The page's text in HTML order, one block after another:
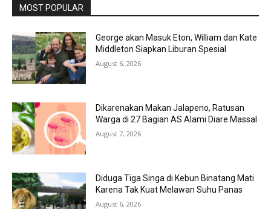
MOST POPULAR
George akan Masuk Eton, William dan Kate
Middleton Siapkan Liburan Spesial
August 6, 2026
Dikarenakan Makan Jalapeno, Ratusan
Warga di 27 Bagian AS Alami Diare Massal
August 7, 2026
Diduga Tiga Singa di Kebun Binatang Mati
Karena Tak Kuat Melawan Suhu Panas
August 6, 2026